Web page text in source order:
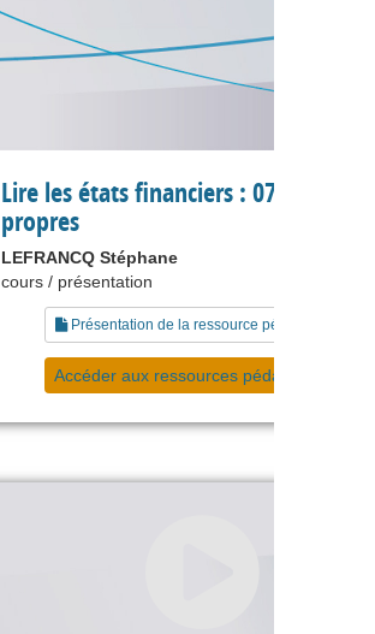
Lire les états financiers : 07 capitaux
propres
LEFRANCQ Stéphane
cours / présentation
Présentation de la ressource pédagogique
Accéder aux ressources pédagogiques